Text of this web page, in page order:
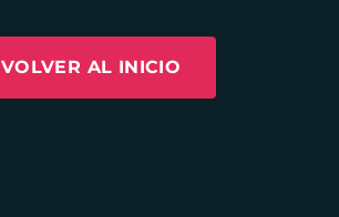
VOLVER AL INICIO